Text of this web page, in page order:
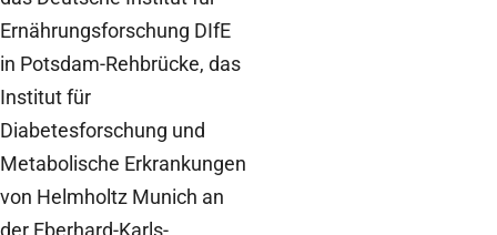
Ernährungsforschung DIfE
in Potsdam-Rehbrücke, das
Institut für
Diabetesforschung und
Metabolische Erkrankungen
von Helmholtz Munich an
der Eberhard-Karls-